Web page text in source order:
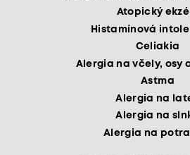
Atopický
Histamínová
Celiakia
Alergia na včely, osy
Astma
Alergia na
Alergia na
Alergia na